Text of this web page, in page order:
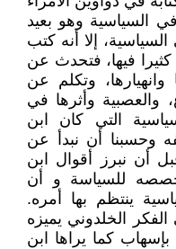
السياسية وهو بعيد
إلا أنه كتب
فيها، فتحدث عن
وانهيارها، وتكلم عن
والعصبية وأثرها في
التي كان ابن
وحسبنا أن نبدأ عن
أن نبرز أقوال ابن
للسياسة و أن
ينتظم بها أمره.
الخلدوني يميزه
كما يراها ابن